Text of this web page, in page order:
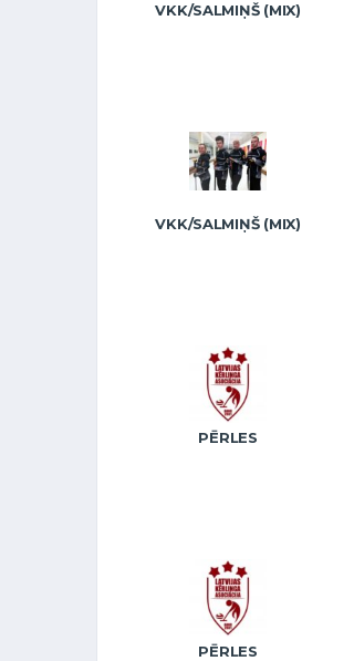
VKK/SALMIŅŠ (MIX)
VKK/SALMIŅŠ (MIX)
PĒRLES
PĒRLES